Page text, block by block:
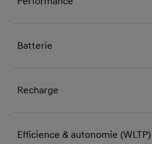
Batterie
Recharge
Efficience & autonomie (WLTP)